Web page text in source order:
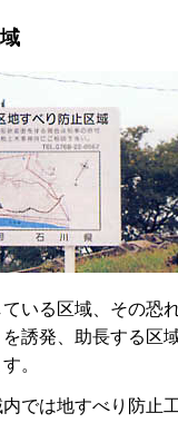
いる区域、その恐
誘発、助長する区
。
では地すべり防止